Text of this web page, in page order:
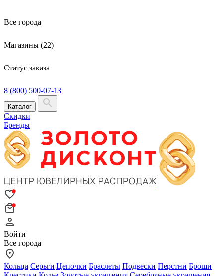
Все города
Магазины (22)
Статус заказа
8 (800) 500-07-13
Каталог
Скидки
Бренды
Войти
Все города
Кольца Серьги Цепочки Браслеты Подвески Перстни Броши